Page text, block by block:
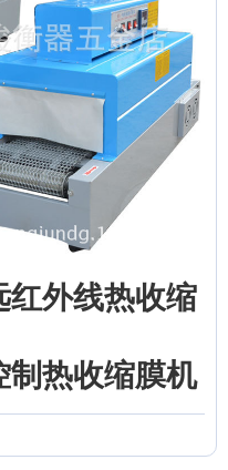
红外线热收缩
制热收缩膜机